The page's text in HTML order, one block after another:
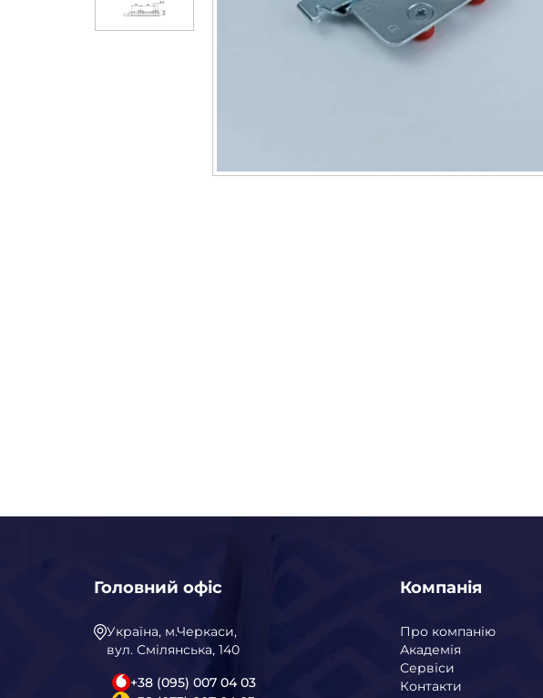
Головний офіс
Україна, м.Черкаси,
вул. Смілянська, 140
+38 (095) 007 04 03
Компанія
Про компанію
Академія
Сервіси
Контакти